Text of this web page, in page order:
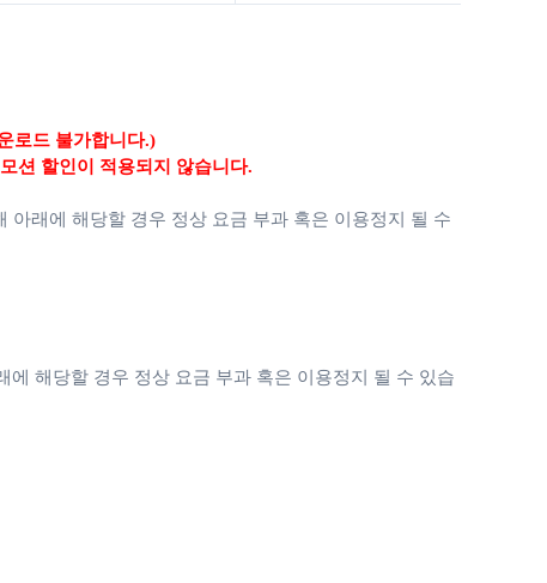
로드 불가합니다.)
션 할인이 적용되지 않습니다.
아래에 해당할 경우 정상 요금 부과 혹은 이용정지 될 수
해당할 경우 정상 요금 부과 혹은 이용정지 될 수 있습